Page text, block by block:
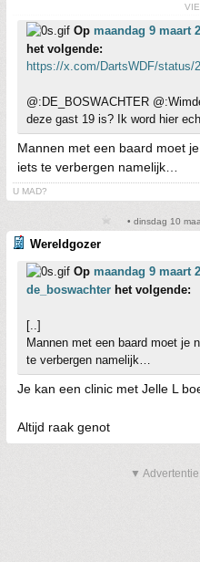
Op maandag 9 maart
het volgende:
https://x.com/DartsWDF/status/
@:DE_BOSWACHTER
deze gast 19 is? Ik word hier
Mannen met een baard moet
iets te verbergen namelijk…
U MAD?
• dinsdag 10
Wereldgozer
Op maandag 9 maart
de_boswachter het volgende:
[..]
Mannen met een baard moet je
te verbergen namelijk…
Je kan een clinic met Jelle L
Altijd raak genot
▼